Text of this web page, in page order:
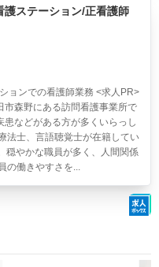
護ステーション/正看護師
ョンでの看護師業務 <求人PR>
市森野にある訪問看護事業所で
などがある方が多くいらっし
法士、言語聴覚士が在籍してい
穏やかな職員が多く、人間関係
の働きやすさを...